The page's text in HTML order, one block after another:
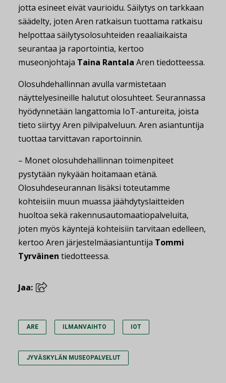
jotta esineet eivät vaurioidu. Säilytys on tarkkaan
säädelty, joten Aren ratkaisun tuottama ratkaisu
helpottaa säilytysolosuhteiden reaaliaikaista
seurantaa ja raportointia, kertoo
museonjohtaja Taina Rantala Aren tiedotteessa.
Olosuhdehallinnan avulla varmistetaan
näyttelyesineille halutut olosuhteet. Seurannassa
hyödynnetään langattomia IoT-antureita, joista
tieto siirtyy Aren pilvipalveluun. Aren asiantuntija
tuottaa tarvittavan raportoinnin.
– Monet olosuhdehallinnan toimenpiteet
pystytään nykyään hoitamaan etänä.
Olosuhdeseurannan lisäksi toteutamme
kohteisiin muun muassa jäähdytyslaitteiden
huoltoa sekä rakennusautomaatiopalveluita,
joten myös käyntejä kohteisiin tarvitaan edelleen,
kertoo Aren järjestelmäasiantuntija Tommi
Tyrväinen tiedotteessa.
Jaa:
ARE ILMANVAIHTO IOT
JYVÄSKYLÄN MUSEOPALVELUT